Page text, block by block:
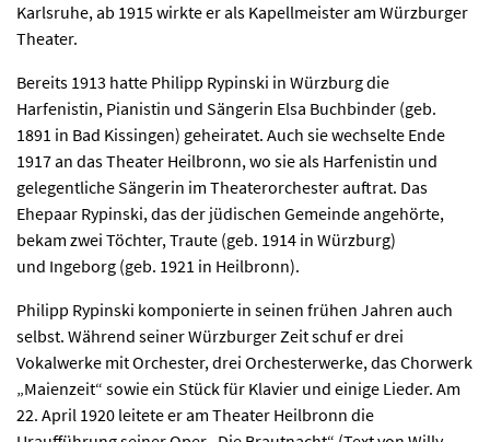
Karlsruhe, ab 1915 wirkte er als Kapellmeister am Würzburger
Theater.
Bereits 1913 hatte Philipp Rypinski in Würzburg die
Harfenistin, Pianistin und Sängerin Elsa Buchbinder (geb.
1891 in Bad Kissingen) geheiratet. Auch sie wechselte Ende
1917 an das Theater Heilbronn, wo sie als Harfenistin und
gelegentliche Sängerin im Theaterorchester auftrat. Das
Ehepaar Rypinski, das der jüdischen Gemeinde angehörte,
bekam zwei Töchter, Traute (geb. 1914 in Würzburg)
und Ingeborg (geb. 1921 in Heilbronn).
Philipp Rypinski komponierte in seinen frühen Jahren auch
selbst. Während seiner Würzburger Zeit schuf er drei
Vokalwerke mit Orchester, drei Orchesterwerke, das Chorwerk
„Maienzeit“ sowie ein Stück für Klavier und einige Lieder. Am
22. April 1920 leitete er am Theater Heilbronn die